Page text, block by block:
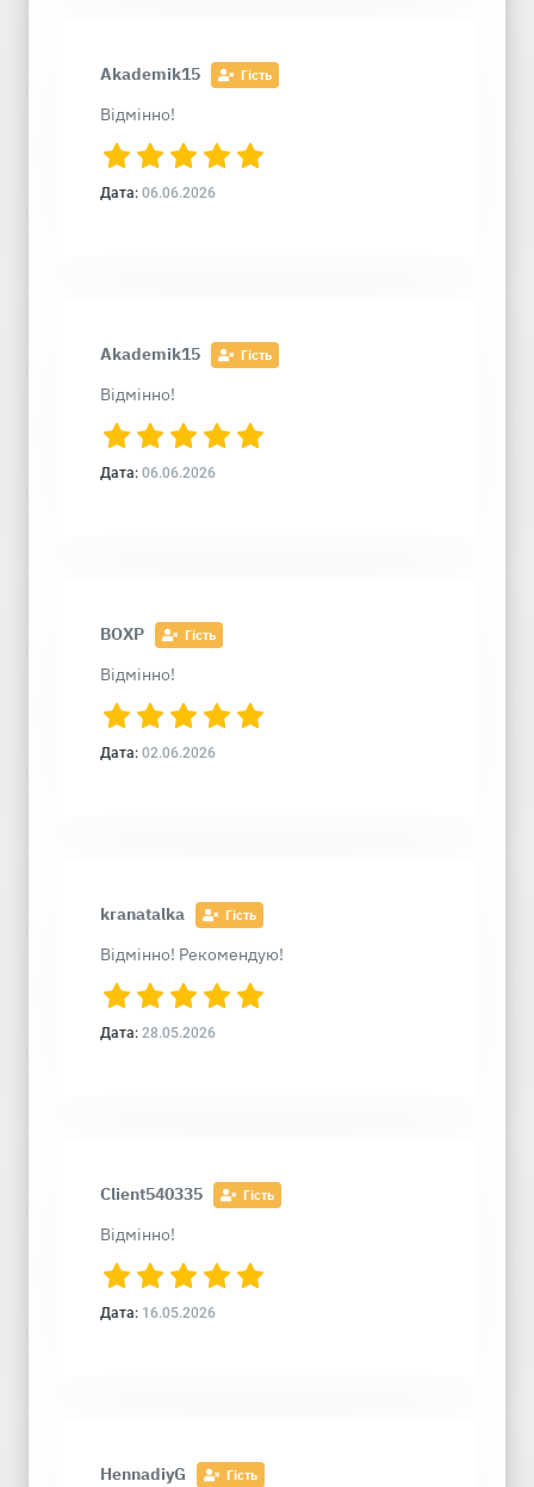
Akademik15 Гість
Відмінно!
Дата: 06.06.2026
Akademik15 Гість
Відмінно!
Дата: 06.06.2026
ВОХР Гість
Відмінно!
Дата: 02.06.2026
kranatalka Гість
Відмінно! Рекомендую!
Дата: 28.05.2026
Client540335 Гість
Відмінно!
Дата: 16.05.2026
HennadiyG Гість